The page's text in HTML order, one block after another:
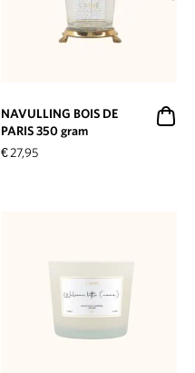
NAVULLING BOIS DE
PARIS 350 gram
€27,95